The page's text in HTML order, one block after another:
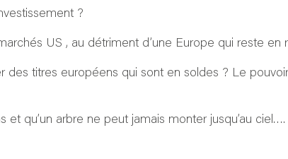
?
US , au détriment d’une Europe qui reste en
titres européens qui sont en soldes ? Le
et qu’un arbre ne peut jamais monter jusqu’au ciel….